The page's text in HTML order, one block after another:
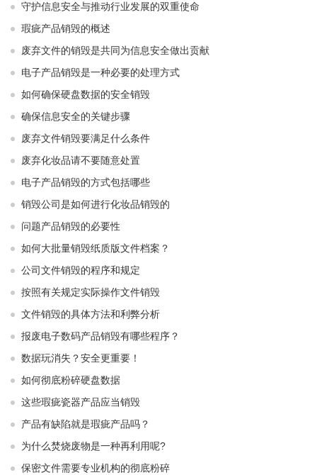
守护信息安全与推动行业发展的双重使命
瑕疵产品销毁的概述
废弃文件的销毁是共同为信息安全做出贡献
电子产品销毁是一种必要的处理方式
如何确保硬盘数据的安全销毁
确保信息安全的关键步骤
废弃文件销毁要满足什么条件
废弃化妆品请不要随意处置
电子产品销毁的方式包括哪些
销毁公司是如何进行化妆品销毁的
问题产品销毁的必要性
如何大批量销毁纸质版文件档案？
公司文件销毁的程序和规定
按照有关规定实际操作文件销毁
文件销毁的具体方法和利弊分析
报废电子数码产品销毁有哪些程序？
数据玩消失？安全更重要！
如何彻底粉碎硬盘数据
这些瑕疵瓷器产品应当销毁
产品有缺陷就是瑕疵产品吗？
为什么焚烧废物是一种再利用呢?
保密文件需要专业机构的彻底粉碎